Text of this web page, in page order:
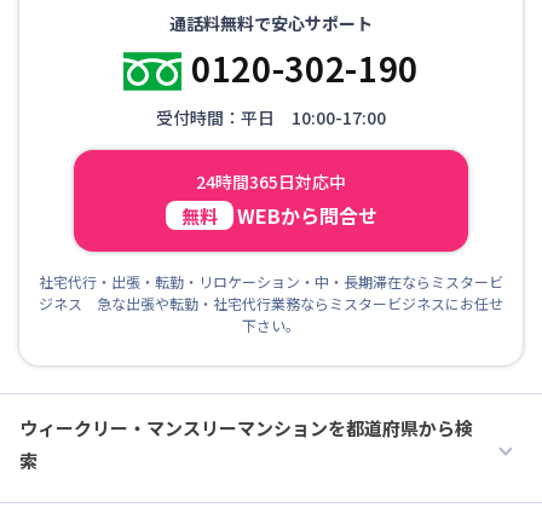
通話料無料で安心サポート
0120-302-190
受付時間：平日 10:00-17:00
24時間365日対応中
無料 WEBから問合せ
社宅代行・出張・転勤・リロケーション・中・長期滞在ならミスタービ
ジネス 急な出張や転勤・社宅代行業務ならミスタービジネスにお任せ
下さい。
ウィークリー・マンスリーマンションを都道府県から検
索